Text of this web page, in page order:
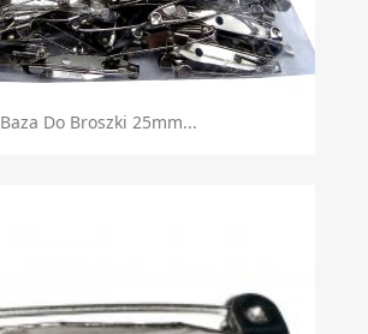
Baza Do Broszki 25mm...